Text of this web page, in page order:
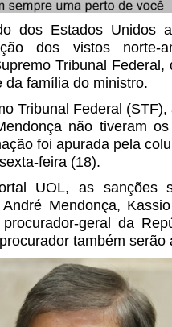
dos Estados Unidos
dos vistos norte-
Tribunal
da família do ministro.
Tribunal Federal
não tiveram
foi apurada pela
feira (18).
UOL, as sanções
Mendonça,
geral da
também serão